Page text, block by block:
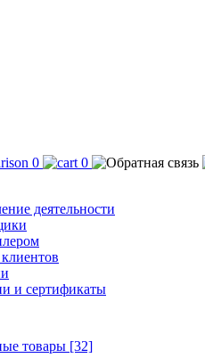
0
0
деятельности
и сертификаты
товары [32]